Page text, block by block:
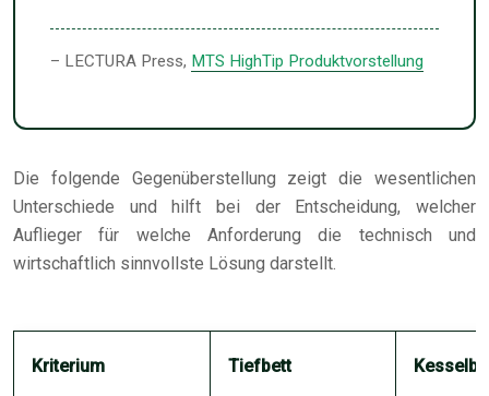
– LECTURA Press, MTS HighTip Produktvorstellung
Die folgende Gegenüberstellung zeigt die wesentlichen
Unterschiede und hilft bei der Entscheidung, welcher
Auflieger für welche Anforderung die technisch und
wirtschaftlich sinnvollste Lösung darstellt.
Kriterium Tiefbett